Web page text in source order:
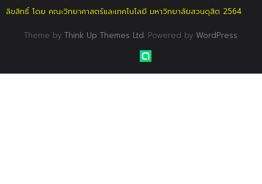
ลิขสิทธิ์ โดย คณะวิทยาศาสตร์และเทคโนโลยี มหาวิทยาลัยสวนดุสิต 2564
Theme by Think Up Themes Ltd. Powered by WordPress.